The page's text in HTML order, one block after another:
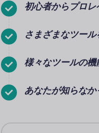
初心者からプロレ
さまざまなツー
様々なツールの機
あなたが知らなか